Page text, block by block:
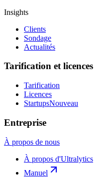
Insights
Clients
Sondage
Actualités
Tarification et licences
Tarification
Licences
StartupsNouveau
Entreprise
À propos de nous
À propos d'Ultralytics
Manuel